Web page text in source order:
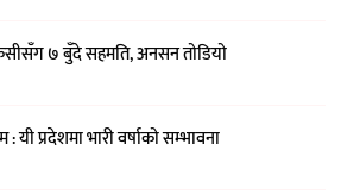
७ बुँदे सहमति, अनसन तोडियो
प्रदेशमा भारी वर्षाको सम्भावना